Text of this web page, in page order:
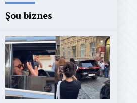
Şou biznes